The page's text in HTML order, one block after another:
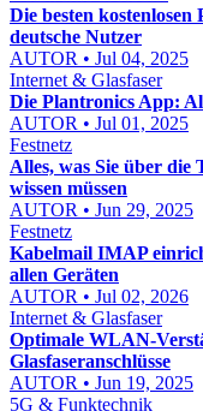
Die besten
deutsche Nutzer
AUTOR • Jul 04, 2025
Internet & Glasfaser
Die Plantronics App:
AUTOR • Jul 01, 2025
Festnetz
Alles, was Sie über
wissen müssen
AUTOR • Jun 29, 2025
Festnetz
Kabelmail IMAP
allen Geräten
AUTOR • Jul 02, 2026
Internet & Glasfaser
Optimale WLAN-
Glasfaseranschlüsse
AUTOR • Jun 19, 2025
5G & Funktechnik